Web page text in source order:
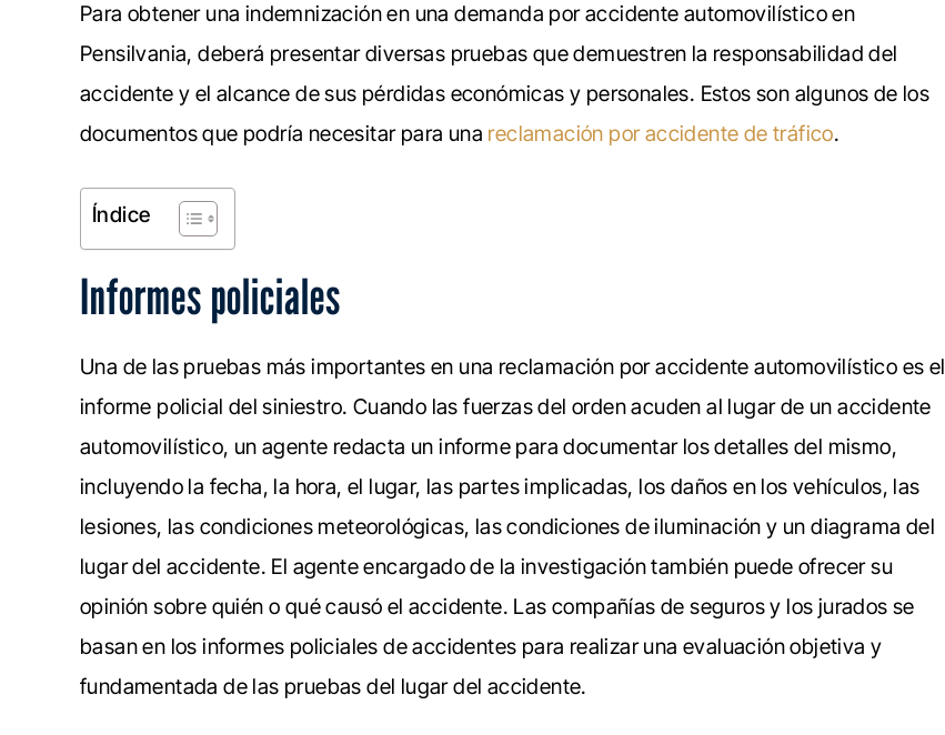
Para obtener una indemnización en una demanda por accidente automovilístico en
Pensilvania, deberá presentar diversas pruebas que demuestren la responsabilidad del
accidente y el alcance de sus pérdidas económicas y personales. Estos son algunos de los
documentos que podría necesitar para una reclamación por accidente de tráfico.
Índice
Informes policiales
Una de las pruebas más importantes en una reclamación por accidente automovilístico es el
informe policial del siniestro. Cuando las fuerzas del orden acuden al lugar de un accidente
automovilístico, un agente redacta un informe para documentar los detalles del mismo,
incluyendo la fecha, la hora, el lugar, las partes implicadas, los daños en los vehículos, las
lesiones, las condiciones meteorológicas, las condiciones de iluminación y un diagrama del
lugar del accidente. El agente encargado de la investigación también puede ofrecer su
opinión sobre quién o qué causó el accidente. Las compañías de seguros y los jurados se
basan en los informes policiales de accidentes para realizar una evaluación objetiva y
fundamentada de las pruebas del lugar del accidente.